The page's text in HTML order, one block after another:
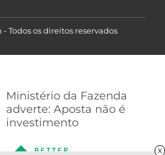
X
- Todos os direitos reservados
Ministério da Fazenda
adverte: Aposta não é
investimento